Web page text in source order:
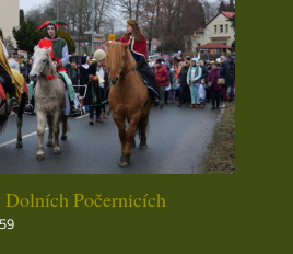
Dolních Počernicích